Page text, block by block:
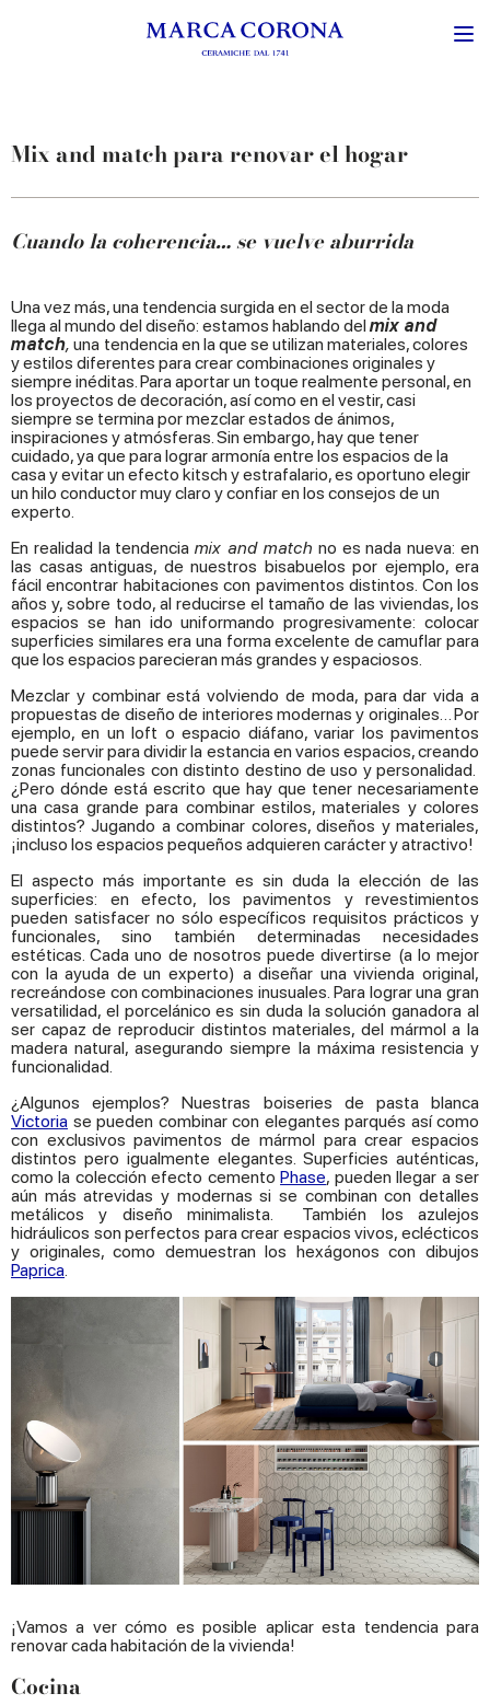
Mix and match para renovar el hogar
Cuando la coherencia… se vuelve aburrida
Una vez más, una tendencia surgida en el sector de la moda
llega al mundo del diseño: estamos hablando delmix and
match, una tendencia en la que se utilizan materiales, colores
y estilos diferentes para crear combinaciones originales y
siempre inéditas. Para aportar un toque realmente personal, en
los proyectos de decoración, así como en el vestir, casi
siempre se termina por mezclar estados de ánimos,
inspiraciones y atmósferas. Sin embargo, hay que tener
cuidado, ya que para lograr armonía entre los espacios de la
casa y evitar un efecto kitsch y estrafalario, es oportuno elegir
un hilo conductor muy claro y confiar en los consejos de un
experto.
En realidad la tendenciamix and match no es nada nueva: en
las casas antiguas, de nuestros bisabuelos por ejemplo, era
fácil encontrar habitaciones con pavimentos distintos. Con los
años y, sobre todo, al reducirse el tamaño de las viviendas, los
espacios se han ido uniformando progresivamente: colocar
superficies similares era una forma excelente de camuflar para
que los espacios parecieran más grandes y espaciosos.
Mezclar y combinar está volviendo de moda, para dar vida a
propuestas de diseño de interiores modernas y originales… Por
ejemplo, en un loft o espacio diáfano, variar los pavimentos
puede servir para dividir la estancia en varios espacios, creando
zonas funcionales con distinto destino de uso y personalidad.
¿Pero dónde está escrito que hay que tener necesariamente
una casa grande para combinar estilos, materiales y colores
distintos? Jugando a combinar colores, diseños y materiales,
¡incluso los espacios pequeños adquieren carácter y atractivo!
El aspecto más importante es sin duda la elección de las
superficies: en efecto, los pavimentos y revestimientos
pueden satisfacer no sólo específicos requisitos prácticos y
funcionales, sino también determinadas necesidades
estéticas. Cada uno de nosotros puede divertirse (a lo mejor
con la ayuda de un experto) a diseñar una vivienda original,
recreándose con combinaciones inusuales. Para lograr una gran
versatilidad, el porcelánico es sin duda la solución ganadora al
ser capaz de reproducir distintos materiales, del mármol a la
madera natural, asegurando siempre la máxima resistencia y
funcionalidad.
¿Algunos ejemplos? Nuestras boiseries de pasta blanca
Victoria se pueden combinar con elegantes parqués así como
con exclusivos pavimentos de mármol para crear espacios
distintos pero igualmente elegantes. Superficies auténticas,
como la colección efecto cementoPhase, pueden llegar a ser
aún más atrevidas y modernas si se combinan con detalles
metálicos y diseño minimalista. También los azulejos
hidráulicos son perfectos para crear espacios vivos, eclécticos
y originales, como demuestran los hexágonos con dibujos
Paprica.
¡Vamos a ver cómo es posible aplicar esta tendencia para
renovar cada habitación de la vivienda!
Cocina